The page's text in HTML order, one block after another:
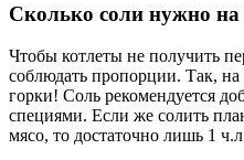
Сколько соли нужно
Чтобы котлеты не получить
соблюдать пропорции. Так, на
горки! Соль рекомендуется
специями. Если же солить
мясо, то достаточно лишь 1